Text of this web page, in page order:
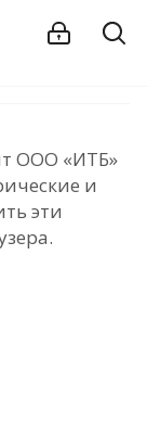
ООО «ИТБ»
и
эти